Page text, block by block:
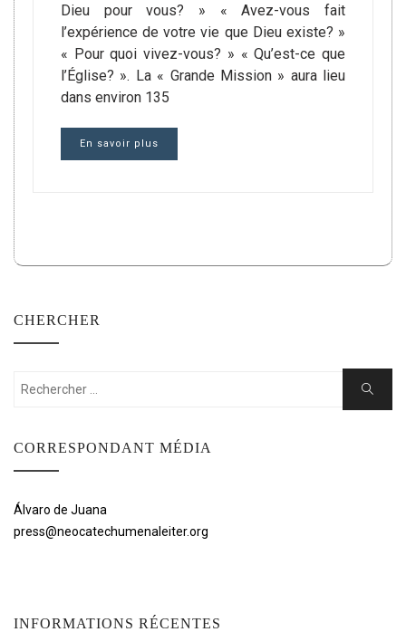
Dieu pour vous? » « Avez-vous fait
l’expérience de votre vie que Dieu existe? »
« Pour quoi vivez-vous? » « Qu’est-ce que
l’Église? ». La « Grande Mission » aura lieu
dans environ 135
En savoir plus
CHERCHER
Rechercher:
Chercher
CORRESPONDANT MÉDIA
Álvaro de Juana
press@neocatechumenaleiter.org
INFORMATIONS RÉCENTES